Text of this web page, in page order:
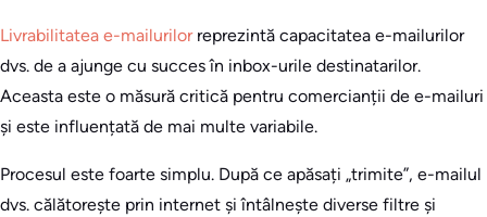
Livrabilitatea e-mailurilorreprezintă capacitatea e-mailurilor
dvs. de a ajunge cu succes în inbox-urile destinatarilor.
Aceasta este o măsură critică pentru comercianții de e-mailuri
și este influențată de mai multe variabile.
Procesul este foarte simplu. După ce apăsați „trimite”, e-mailul
dvs. călătorește prin internet și întâlnește diverse filtre și